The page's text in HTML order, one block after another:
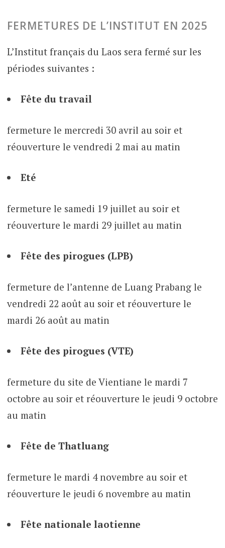
FERMETURES DE L’INSTITUT EN 2025
L’Institut français du Laos sera fermé sur les
périodes suivantes :
Fête du travail
fermeture le mercredi 30 avril au soir et
réouverture le vendredi 2 mai au matin
Eté
fermeture le samedi 19 juillet au soir et
réouverture le mardi 29 juillet au matin
Fête des pirogues (LPB)
fermeture de l’antenne de Luang Prabang le
vendredi 22 août au soir et réouverture le
mardi 26 août au matin
Fête des pirogues (VTE)
fermeture du site de Vientiane le mardi 7
octobre au soir et réouverture le jeudi 9 octobre
au matin
Fête de Thatluang
fermeture le mardi 4 novembre au soir et
réouverture le jeudi 6 novembre au matin
Fête nationale laotienne